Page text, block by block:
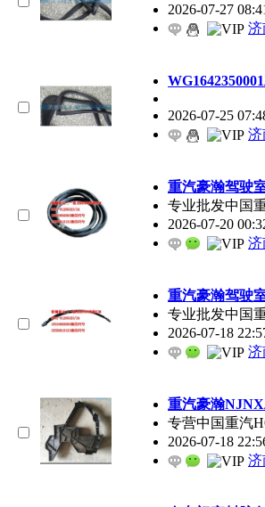
2026-07-27
济
2026-07-25
济
重汽豪瀚驾驶
专业批发中国
2026-07-20
济
重汽豪瀚驾驶
专业批发中国
2026-07-18
济
重汽豪瀚NJNX
专营中国重汽
2026-07-18
济